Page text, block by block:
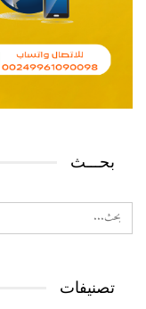
بحـــث
تصنيفات